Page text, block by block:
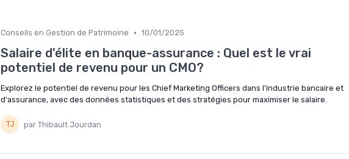
Conseils en Gestion de Patrimoine • 10/01/2025
Salaire d'élite en banque-assurance : Quel est le vrai
potentiel de revenu pour un CMO?
Explorez le potentiel de revenu pour les Chief Marketing Officers dans l'industrie bancaire et
d'assurance, avec des données statistiques et des stratégies pour maximiser le salaire.
par Thibault Jourdan